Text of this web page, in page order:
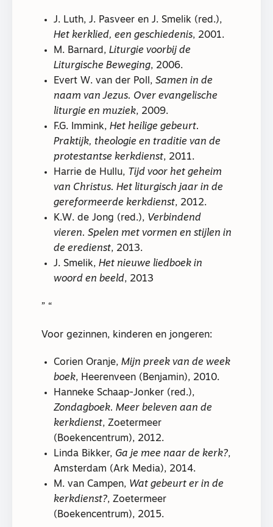
J. Luth, J. Pasveer en J. Smelik (red.),
Het kerklied, een geschiedenis, 2001.
M. Barnard, Liturgie voorbij de
Liturgische Beweging, 2006.
Evert W. van der Poll, Samen in de
naam van Jezus. Over evangelische
liturgie en muziek, 2009.
F.G. Immink, Het heilige gebeurt.
Praktijk, theologie en traditie van de
protestantse kerkdienst, 2011.
Harrie de Hullu, Tijd voor het geheim
van Christus. Het liturgisch jaar in de
gereformeerde kerkdienst, 2012.
K.W. de Jong (red.), Verbindend
vieren. Spelen met vormen en stijlen in
de eredienst, 2013.
J. Smelik, Het nieuwe liedboek in
woord en beeld, 2013
Voor gezinnen, kinderen en jongeren:
Corien Oranje, Mijn preek van de week
boek, Heerenveen (Benjamin), 2010.
Hanneke Schaap-Jonker (red.),
Zondagboek. Meer beleven aan de
kerkdienst, Zoetermeer
(Boekencentrum), 2012.
Linda Bikker, Ga je mee naar de kerk?,
Amsterdam (Ark Media), 2014.
M. van Campen, Wat gebeurt er in de
kerkdienst?, Zoetermeer
(Boekencentrum), 2015.